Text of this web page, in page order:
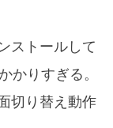
ストールして
かりすぎる。
切り替え動作